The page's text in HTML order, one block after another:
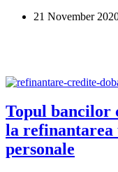
21 November
Topul bancilor
la refinantarea
personale